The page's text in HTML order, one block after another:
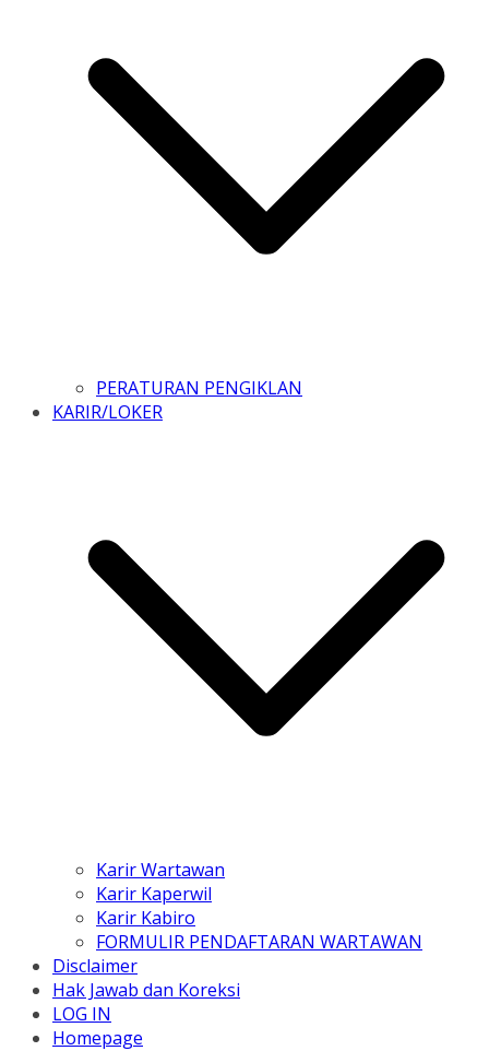
PERATURAN PENGIKLAN
KARIR/LOKER
Karir Wartawan
Karir Kaperwil
Karir Kabiro
FORMULIR PENDAFTARAN WARTAWAN
Disclaimer
Hak Jawab dan Koreksi
LOG IN
Homepage